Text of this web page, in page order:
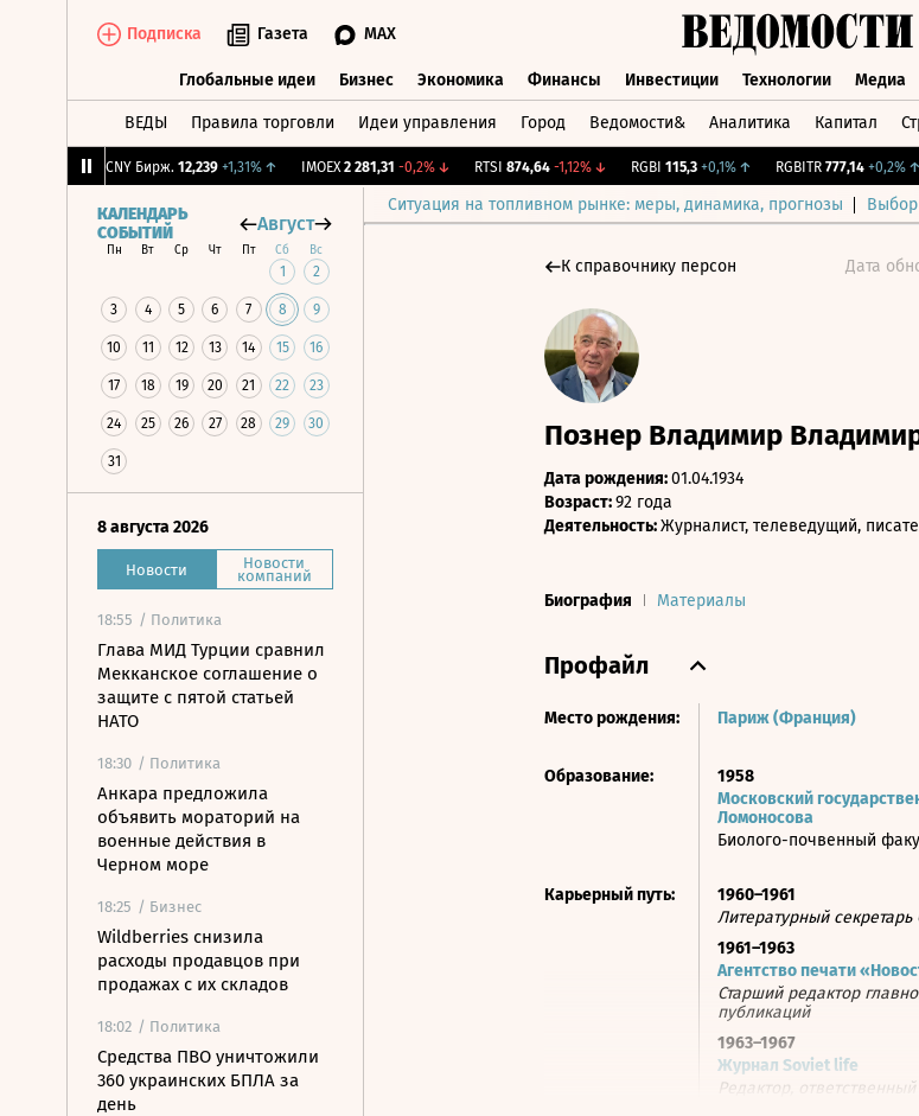
Подписка Газета MAX
Глобальные идеи Бизнес Экономика Финансы Инвестиции Технологии Медиа
ВЕДЫ Правила торговли Идеи управления Город Ведомости& Аналитика Капитал
CNY Бирж. 12,239 +1,31%↑ IMOEX 2 281,31 -0,2%↓ RTSI 874,64 -1,12%↓ RGBI 115,3 +0,1%↑ RGBITR 777,14 +0,2%↑
Ситуация на топливном рынке: меры, динамика, прогнозы
КАЛЕНДАРЬ
СОБЫТИЙ
Август
Пн Вт Ср Чт Пт Сб Вс
1 2
3 4 5 6 7 8 9
10 11 12 13 14 15 16
17 18 19 20 21 22 23
24 25 26 27 28 29 30
31
8 августа 2026
Новости Новости
компаний
18:55 / Политика
Глава МИД Турции сравнил
Мекканское соглашение о
защите с пятой статьей
НАТО
18:30 / Политика
Анкара предложила
объявить мораторий на
военные действия в
Черном море
18:25 / Бизнес
Wildberries снизила
расходы продавцов при
продажах с их складов
18:02 / Политика
Средства ПВО уничтожили
360 украинских БПЛА за
день
К справочнику персон Дата
Познер Владимир
Дата рождения:01.04.1934
Возраст:92 года
Деятельность:Журналист, телеведущий,
Биография Материалы
Профайл
Место рождения: Париж (Франция)
Образование:
1958
Московский
Ломоносова
Биолого-почвенный
Карьерный путь:
1960–1961
Литературный
1961–1963
Агентство печати
Старший редактор
публикаций
1963–1967
Журнал Soviet life
Редактор, ответственный